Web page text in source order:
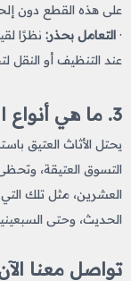
على هذه القطع دون
· التعامل بحذر: نظرًا
عند التنظيف أو
3. ما هي أنواع التحف الأكثر مبيعا؟
يحتل الأثاث العتيق
التسوق العتيقة،
العشرين، مثل تلك
الحديث، وحتى
تواصل معنا